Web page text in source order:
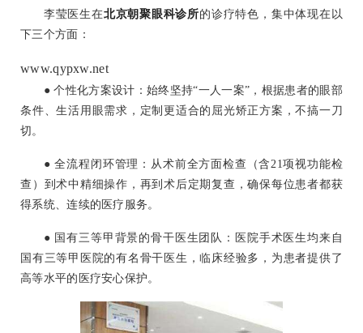
李莹医生在北京朝聚眼科诊所的诊疗特色，集中体现在以
下三个方面：
www.qypxw.net
● 个性化方案设计：始终坚持“一人一案”，根据患者的眼部
条件、生活用眼需求，定制更适合的屈光矫正方案，不搞一刀
切。
● 全流程闭环管理：从术前全方面检查（含21项视功能检
查）到术中精细操作，再到术后定期复查，确保每位患者都获
得系统、连续的医疗服务。
● 国有三等甲背景的骨干医生团队：医院手术医生均来自
国有三等甲医院的有名骨干医生，临床经验多，为患者提供了
高等水平的医疗安心保护。